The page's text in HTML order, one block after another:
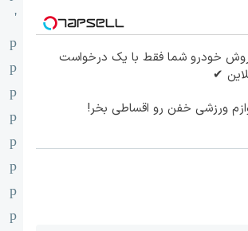
خودرو شما فقط با یک درخواست
✔
ورزشی خفن رو اقساطی بخر!